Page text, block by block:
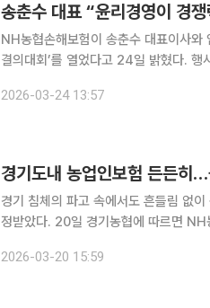
송춘수 대표 “윤리경영이 경
NH농협손해보험이 송춘수 대표이사
결의대회’를 열었다고 24일 밝혔다. 행사에서 임직원들은 ‘윤리경영 실천 결의문’을 낭독하고 법규
더십 강화 △윤리·준법 교육 정례화 △갑
2026-03-24 13:57
경기도내 농업인보험 든든히
경기 침체의 파고 속에서도 흔들림 없
정받았다. 20일 경기농협에 따르면 NH농협손해보험은 군포농협 본점에서 '위더스상' 시상식을 열
건강·재산 보호를 위해 손해보험 가입을
2026-03-20 15:59